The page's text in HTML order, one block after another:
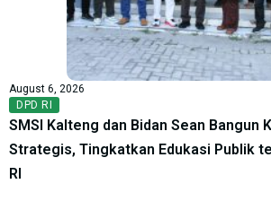
August 6, 2026
DPD RI
SMSI Kalteng dan Bidan Sean Bangun
Strategis, Tingkatkan Edukasi Publik
RI